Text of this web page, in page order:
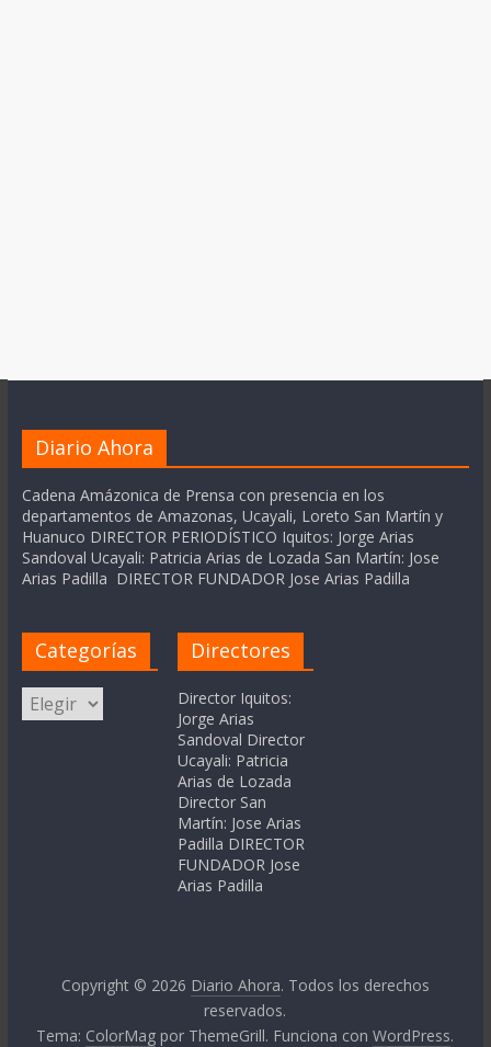
Diario Ahora
Cadena Amázonica de Prensa con presencia en los
departamentos de Amazonas, Ucayali, Loreto San Martín y
Huanuco DIRECTOR PERIODÍSTICO Iquitos: Jorge Arias
Sandoval Ucayali: Patricia Arias de Lozada San Martín: Jose
Arias Padilla DIRECTOR FUNDADOR Jose Arias Padilla
Categorías
Categorías
Directores
Director Iquitos:
Jorge Arias
Sandoval Director
Ucayali: Patricia
Arias de Lozada
Director San
Martín: Jose Arias
Padilla DIRECTOR
FUNDADOR Jose
Arias Padilla
Copyright © 2026 Diario Ahora. Todos los derechos
reservados.
Tema: ColorMag por ThemeGrill. Funciona conWordPress.